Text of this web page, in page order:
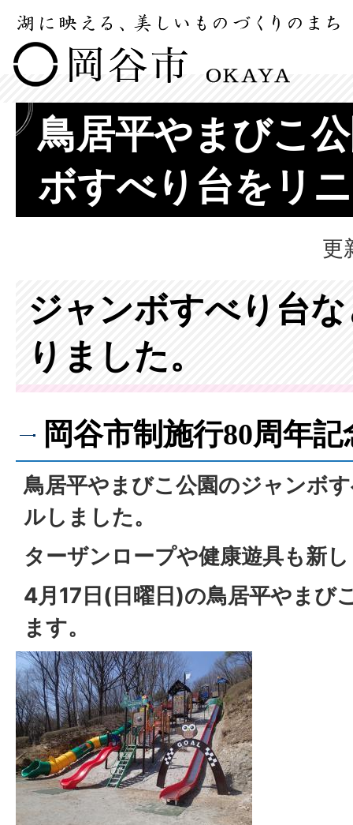
鳥居平やまびこ
ボすべり台をリ
更
ジャンボすべり台
りました。
岡谷市制施行80周年記
鳥居平やまびこ公園のジャンボ
ルしました。
ターザンロープや健康遊具も新
4月17日(日曜日)の鳥居平やまび
ます。